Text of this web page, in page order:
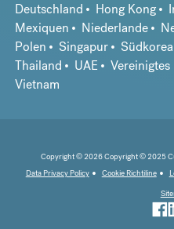
Deutschland
Hong Kong
Mexiquen
Niederlande
Polen
Singapur Südkorea
Thailand
UAE
Vietnam
Copyright © 2026 Copyright © 2025
Data Privacy Policy
Cookie Richtiline